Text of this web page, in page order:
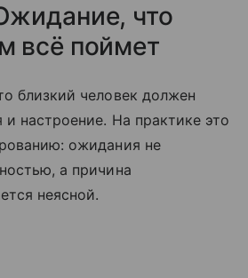
что
всё поймет
близкий человек должен
и настроение. На практике это
ожидания не
а причина
неясной.